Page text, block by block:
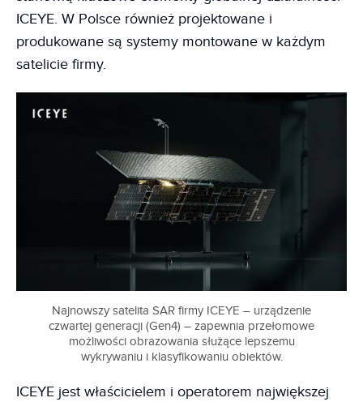
ICEYE. W Polsce również projektowane i
produkowane są systemy montowane w każdym
satelicie firmy.
Najnowszy satelita SAR firmy ICEYE – urządzenie
czwartej generacji (Gen4) – zapewnia przełomowe
możliwości obrazowania służące lepszemu
wykrywaniu i klasyfikowaniu obiektów.
ICEYE jest właścicielem i operatorem największej